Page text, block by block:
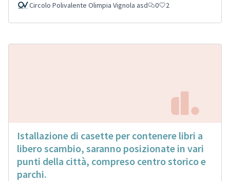
Circolo Polivalente Olimpia Vignola asd 0 2
Istallazione di casette per contenere libri a
libero scambio, saranno posizionate in vari
punti della città, compreso centro storico e
parchi.